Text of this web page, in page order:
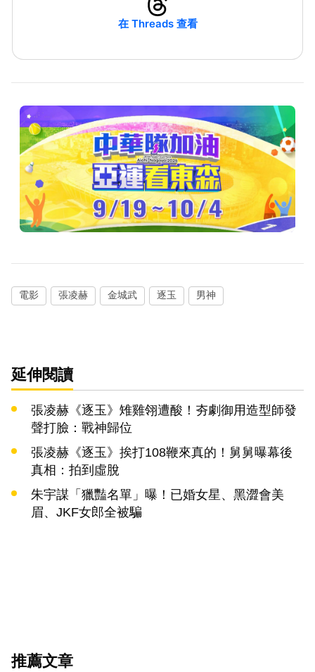
在 Threads 查看
電影 張凌赫 金城武 逐玉 男神
延伸閱讀
張凌赫《逐玉》雉雞翎遭酸！夯劇御用造型師發
聲打臉：戰神歸位
張凌赫《逐玉》挨打108鞭來真的！舅舅曝幕後
真相：拍到虛脫
朱宇謀「獵豔名單」曝！已婚女星、黑澀會美
眉、JKF女郎全被騙
推薦文章